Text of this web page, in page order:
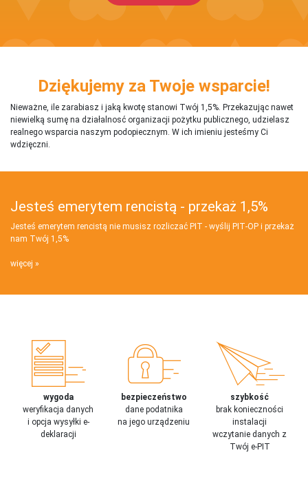
Dziękujemy za Twoje wsparcie!
Nieważne, ile zarabiasz i jaką kwotę stanowi Twój 1,5%. Przekazując nawet
niewielką sumę na działalnosć organizacji pożytku publicznego, udzielasz
realnego wsparcia naszym podopiecznym. W ich imieniu jesteśmy Ci
wdzięczni.
Jesteś emerytem rencistą - przekaż 1,5%
Jesteś emerytem rencistą nie musisz rozliczać PIT - wyślij PIT‑OP i przekaż
nam Twój 1,5%
więcej
wygoda
weryfikacja danych
i opcja wysyłki e-
deklaracji
bezpieczeństwo
dane podatnika
na jego urządzeniu
szybkość
brak konieczności
instalacji
wczytanie danych z
Twój e-PIT